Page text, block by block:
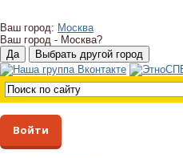
Ваш город: Москва
Ваш город - Москва?
Войти